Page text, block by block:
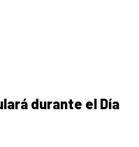
durante el Día